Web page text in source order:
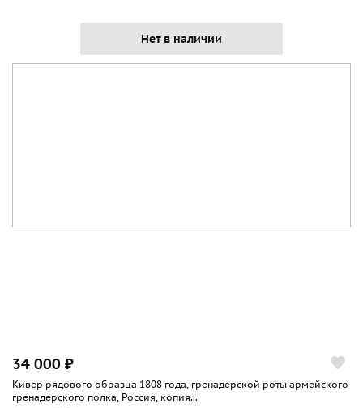
Нет в наличии
34 000 ₽
Кивер рядового образца 1808 года, гренадерской роты армейского
гренадерского полка, Россия, копия...